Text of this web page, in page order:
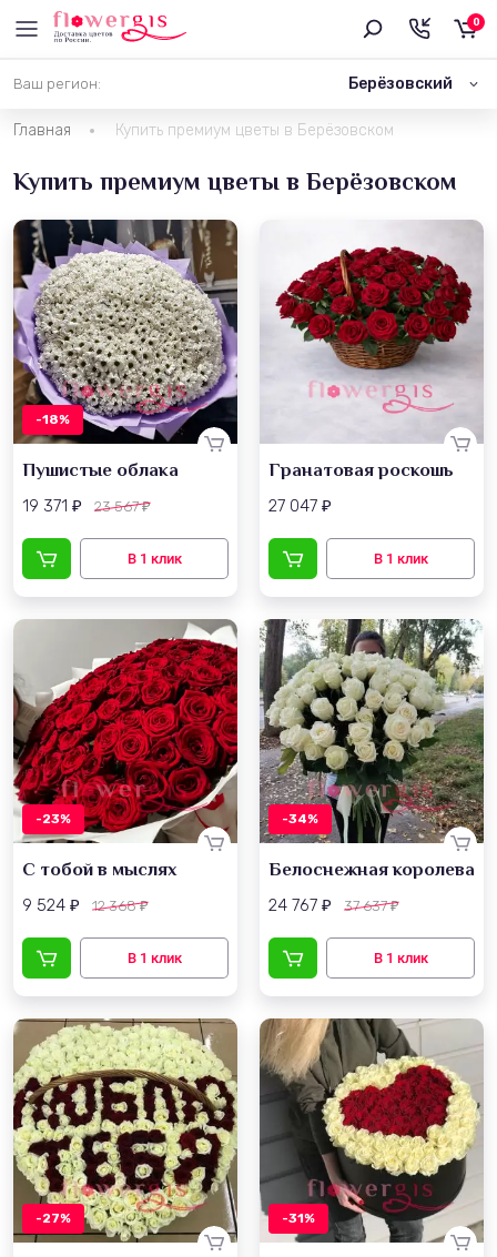
Ваш регион: Берёзовский
0
Главная Купить премиум цветы в Берёзовском
Купить премиум цветы в Берёзовском
-18%
Пушистые облака
19 371 ₽ 23 567₽
Гранатовая роскошь
27 047 ₽
-23%
С тобой в мыслях
9 524 ₽ 12 368₽
-34%
Белоснежная королева
24 767 ₽ 37 637₽
-27% -31%